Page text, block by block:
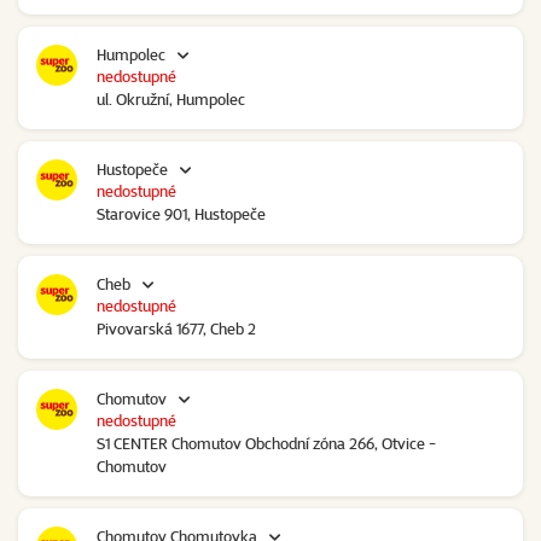
Humpolec
ul. Okružní, Humpolec
nedostupné
Hustopeče
Starovice 901, Hustopeče
nedostupné
Cheb
Pivovarská 1677, Cheb 2
nedostupné
Chomutov
S1 CENTER Chomutov Obchodní zóna 266, Otvice -
Chomutov
nedostupné
Chomutov Chomutovka